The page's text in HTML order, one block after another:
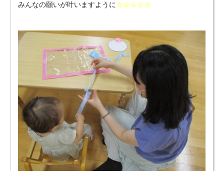
みんなの願いが叶いますように☆☆☆☆☆